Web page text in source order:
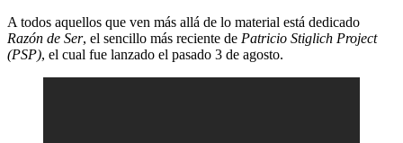
A todos aquellos que ven más allá de lo material está dedicado
Razón de Ser, el sencillo más reciente de Patricio Stiglich Project
(PSP), el cual fue lanzado el pasado 3 de agosto.